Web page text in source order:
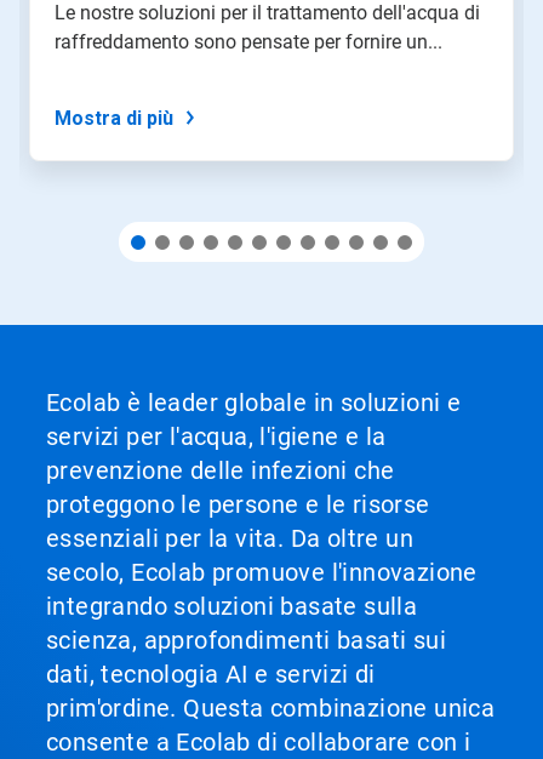
puntini
slide.
Le nostre soluzioni per il trattamento dell'acqua di
raffreddamento sono pensate per fornire un...
Mostra di più
Ecolab è leader globale in soluzioni e
servizi per l'acqua, l'igiene e la
prevenzione delle infezioni che
proteggono le persone e le risorse
essenziali per la vita. Da oltre un
secolo, Ecolab promuove l'innovazione
integrando soluzioni basate sulla
scienza, approfondimenti basati sui
dati, tecnologia AI e servizi di
prim'ordine. Questa combinazione unica
consente a Ecolab di collaborare con i